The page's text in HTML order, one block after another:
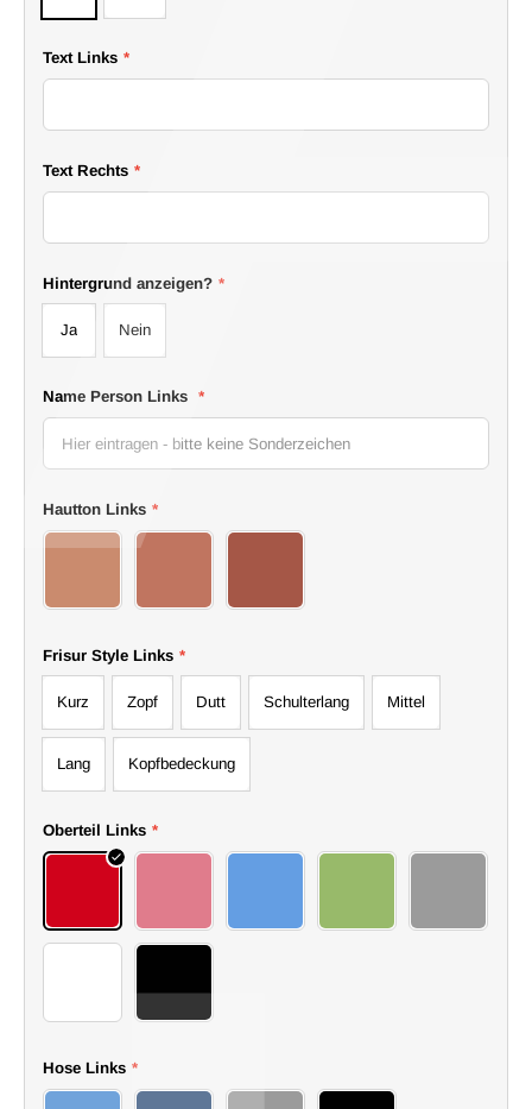
Text Links *
Text Rechts *
Hintergrund anzeigen? *
Ja Nein
Name Person Links *
Hautton Links *
Frisur Style Links *
Kurz Zopf Dutt Schulterlang Mittel
Lang Kopfbedeckung
Oberteil Links *
7
Hose Links *